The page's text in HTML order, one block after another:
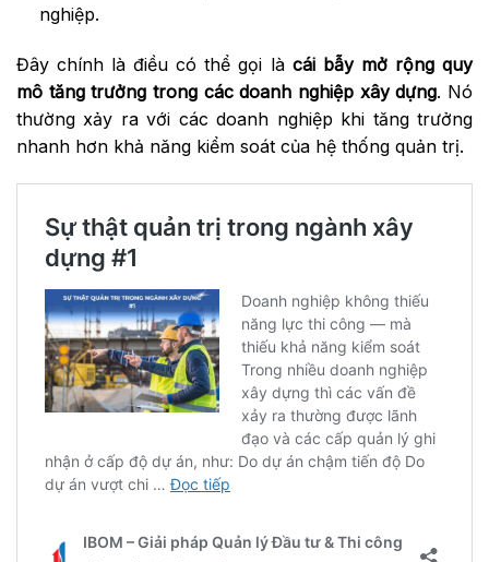
nghiệp.
Đây chính là điều có thể gọi là cái bẫy mở rộng quy
mô tăng trưởng trong cácdoanh nghiệp xây dựng. Nó
thường xảy ra với các doanh nghiệp khi tăng trưởng
nhanh hơn khả năng kiểm soát của hệ thống quản trị.